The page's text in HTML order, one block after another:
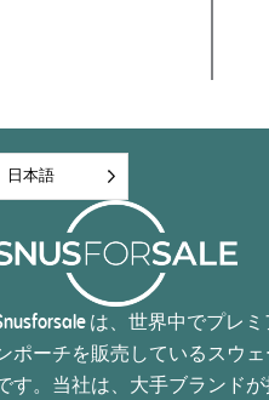
日本語
は、世界中でプレ
ポーチを販売しているスウ
す。当社は、大手ブランド